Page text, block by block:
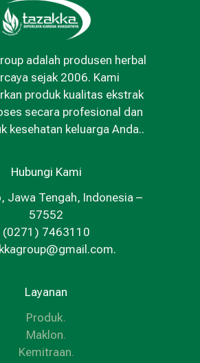
adalah produsen herbal
sejak 2006. Kami
produk kualitas ekstrak
secara profesional dan
kesehatan keluarga Anda..
Hubungi Kami
Jawa Tengah, Indonesia –
57552
(0271) 7463110
Layanan
Produk.
Maklon.
Kemitraan.